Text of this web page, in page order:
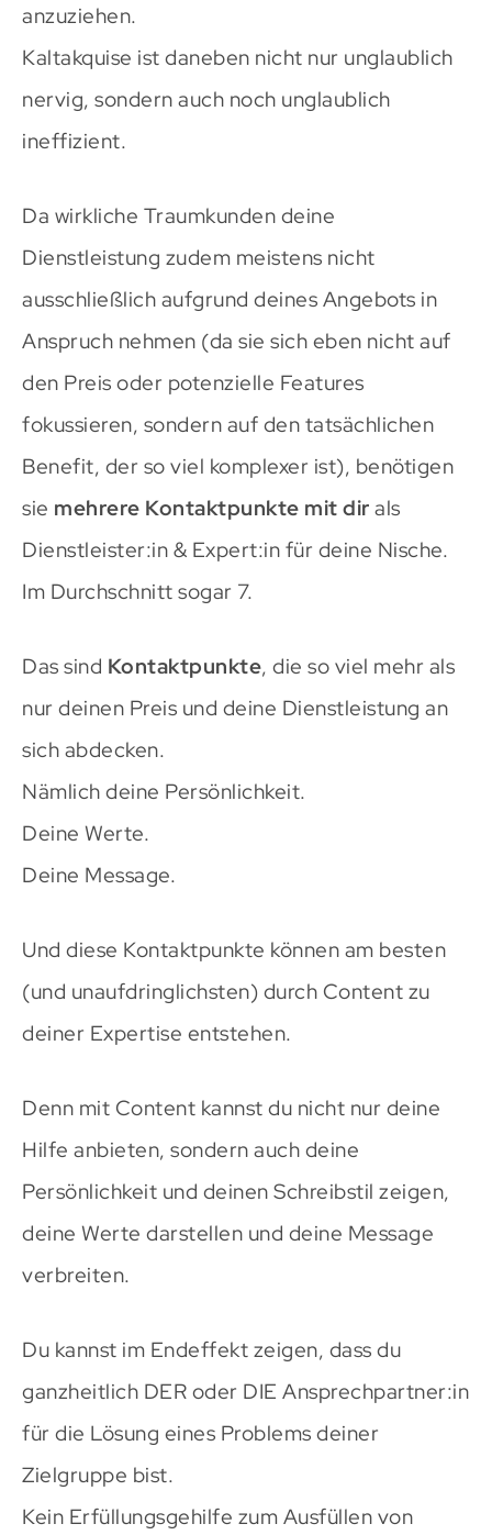
anzuziehen.
Kaltakquise ist daneben nicht nur unglaublich
nervig, sondern auch noch unglaublich
ineffizient.
Da wirkliche Traumkunden deine
Dienstleistung zudem meistens nicht
ausschließlich aufgrund deines Angebots in
Anspruch nehmen (da sie sich eben nicht auf
den Preis oder potenzielle Features
fokussieren, sondern auf den tatsächlichen
Benefit, der so viel komplexer ist), benötigen
sie mehrere Kontaktpunkte mit dir als
Dienstleister:in & Expert:in für deine Nische.
Im Durchschnitt sogar 7.
Das sind Kontaktpunkte, die so viel mehr als
nur deinen Preis und deine Dienstleistung an
sich abdecken.
Nämlich deine Persönlichkeit.
Deine Werte.
Deine Message.
Und diese Kontaktpunkte können am besten
(und unaufdringlichsten) durch Content zu
deiner Expertise entstehen.
Denn mit Content kannst du nicht nur deine
Hilfe anbieten, sondern auch deine
Persönlichkeit und deinen Schreibstil zeigen,
deine Werte darstellen und deine Message
verbreiten.
Du kannst im Endeffekt zeigen, dass du
ganzheitlich DER oder DIE Ansprechpartner:in
für die Lösung eines Problems deiner
Zielgruppe bist.
Kein Erfüllungsgehilfe zum Ausfüllen von